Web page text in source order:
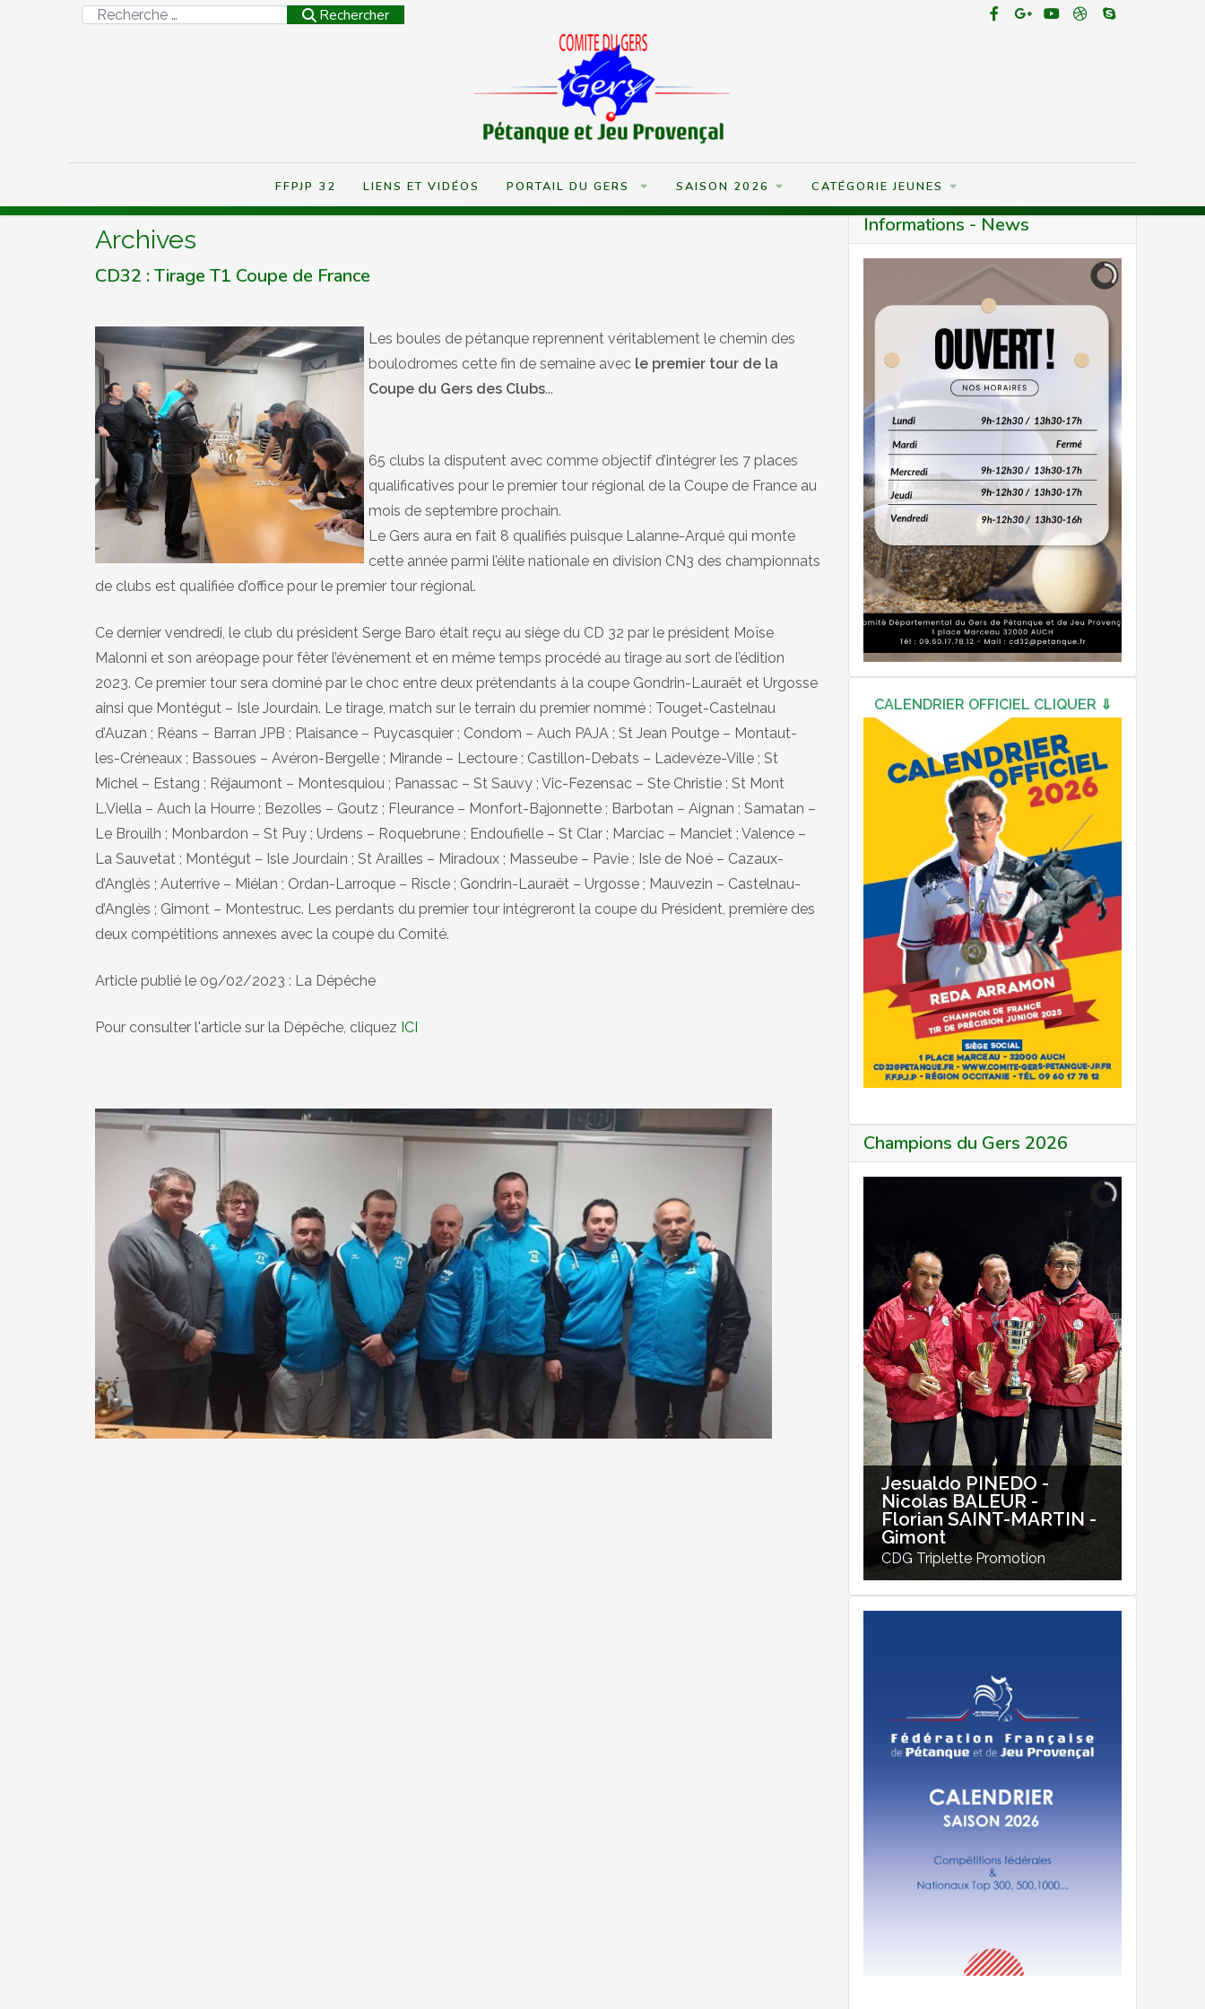
Rechercher Rechercher
FFPJP 32 LIENS ET VIDÉOS PORTAIL DU GERS SAISON 2026 CATÉGORIE JEUNES
Informations - News
CALENDRIER OFFICIEL CLIQUER ⇓
Champions du Gers 2026
Jesualdo PINEDO -
Nicolas BALEUR -
Florian SAINT-MARTIN -
Gimont
CDG Triplette Promotion
Archives
CD32 : Tirage T1 Coupe de France
Les boules de pétanque reprennent véritablement le chemin des
boulodromes cette fin de semaine avec le premier tour de la
Coupe du Gers des Clubs...
65 clubs la disputent avec comme objectif d’intégrer les 7 places
qualificatives pour le premier tour régional de la Coupe de France au
mois de septembre prochain.
Le Gers aura en fait 8 qualifiés puisque Lalanne-Arqué qui monte
cette année parmi l’élite nationale en division CN3 des championnats
de clubs est qualifiée d’office pour le premier tour régional.
Ce dernier vendredi, le club du président Serge Baro était reçu au siège du CD 32 par le président Moïse
Malonni et son aréopage pour fêter l’évènement et en même temps procédé au tirage au sort de l’édition
2023. Ce premier tour sera dominé par le choc entre deux prétendants à la coupe Gondrin-Lauraët et Urgosse
ainsi que Montégut – Isle Jourdain. Le tirage, match sur le terrain du premier nommé : Touget-Castelnau
d’Auzan ; Réans – Barran JPB ; Plaisance – Puycasquier ; Condom – Auch PAJA ; St Jean Poutge – Montaut-
les-Créneaux ; Bassoues – Avéron-Bergelle ; Mirande – Lectoure ; Castillon-Debats – Ladevèze-Ville ; St
Michel – Estang ; Réjaumont – Montesquiou ; Panassac – St Sauvy ; Vic-Fezensac – Ste Christie ; St Mont
L.Viella – Auch la Hourre ; Bezolles – Goutz ; Fleurance – Monfort-Bajonnette ; Barbotan – Aignan ; Samatan –
Le Brouilh ; Monbardon – St Puy ; Urdens – Roquebrune ; Endoufielle – St Clar ; Marciac – Manciet ; Valence –
La Sauvetat ; Montégut – Isle Jourdain ; St Arailles – Miradoux ; Masseube – Pavie ; Isle de Noé – Cazaux-
d’Anglès ; Auterrive – Miélan ; Ordan-Larroque – Riscle ; Gondrin-Lauraët – Urgosse ; Mauvezin – Castelnau-
d’Anglès ; Gimont – Montestruc. Les perdants du premier tour intégreront la coupe du Président, première des
deux compétitions annexes avec la coupe du Comité.
Article publié le 09/02/2023 : La Dépêche
Pour consulter l'article sur la Dépêche, cliquez ICI